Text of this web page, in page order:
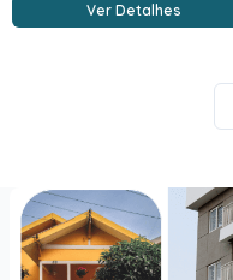
Ver Detalhes